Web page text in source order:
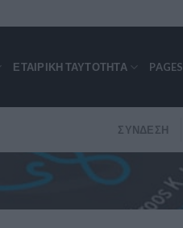
ΕΤΑΙΡΙΚΉ ΤΑΥΤΌΤΗΤΑ PAGES
ΣΎΝΔΕΣΗ